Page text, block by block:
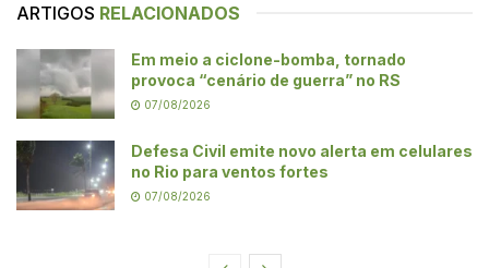
ARTIGOS RELACIONADOS
Em meio a ciclone-bomba, tornado
provoca “cenário de guerra” no RS
07/08/2026
Defesa Civil emite novo alerta em celulares
no Rio para ventos fortes
07/08/2026